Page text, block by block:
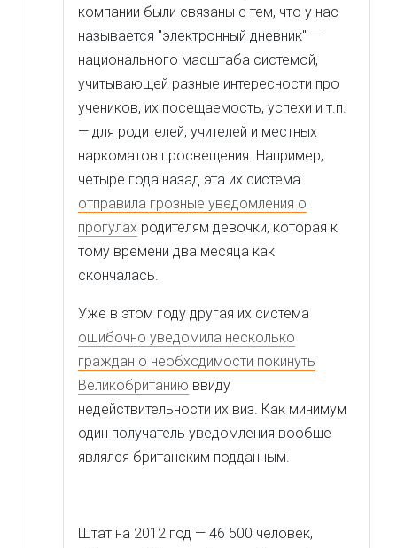
компании были связаны с тем, что у нас
называется "электронный дневник" —
национального масштаба системой,
учитывающей разные интересности про
учеников, их поcещаемость, успехи и т.п.
— для родителей, учителей и местных
наркоматов просвещения. Например,
четыре года назад эта их система
отправила грозные уведомления о
прогулах родителям девочки, которая к
тому времени два месяца как
скончалась.
Уже в этом году другая их система
ошибочно уведомила несколько
граждан о необходимости покинуть
Великобританию ввиду
недействительности их виз. Как минимум
один получатель уведомления вообще
являлся британским подданным.
Штат на 2012 год — 46 500 человек,